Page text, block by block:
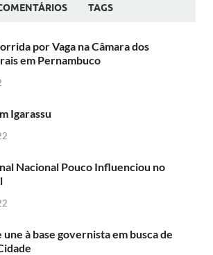
TAGS
por Vaga na Câmara dos
em Pernambuco
Igarassu
Nacional Pouco Influenciou no
une à base governista em busca de